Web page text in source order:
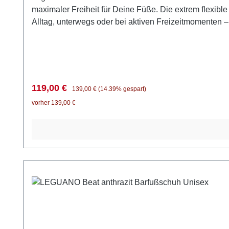
maximaler Freiheit für Deine Füße. Die extrem
Alltag, unterwegs oder bei aktiven Freizeitmomenten
Damen und Herren geeignet Spüre den Unterschied
Waschmaschine reinigen.Leguano Barfußschuhe
Futter: 100 % Mikrofaser, Innensohle: 100 %
Verkaufspreis:
119,00 € Regulärer Preis:
139,00 € (14.39% gespart)
vorher 139,00 €